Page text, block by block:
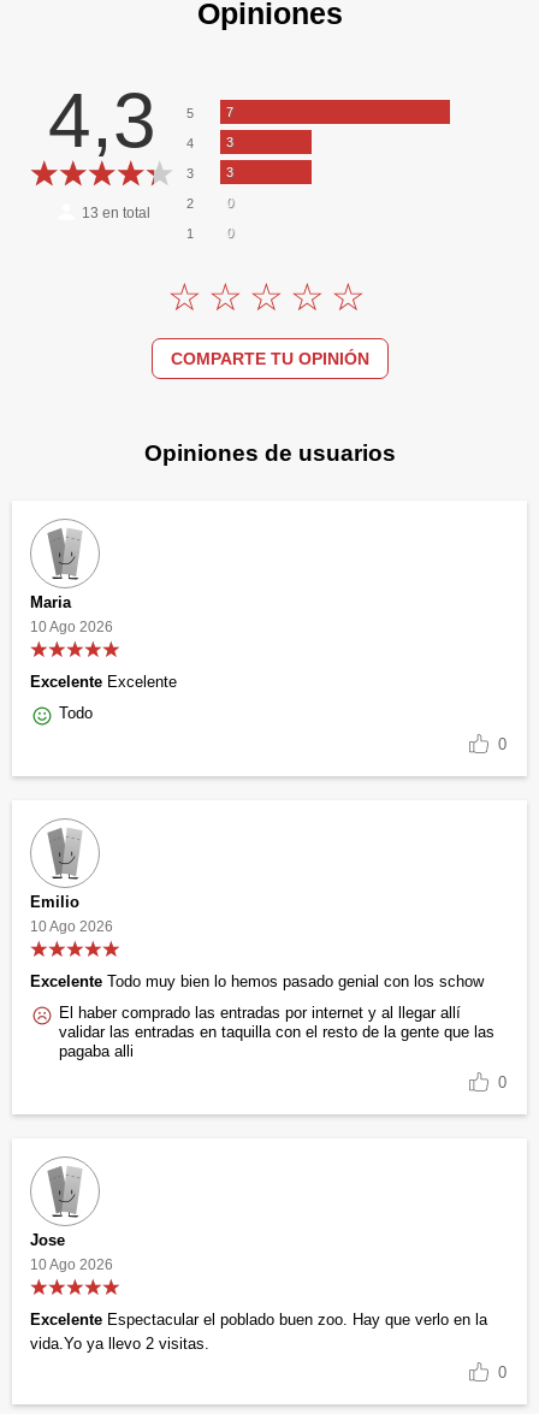
Opiniones
4,3
13 en total
5 7
4 3
3 3
2 0
1 0
COMPARTE TU OPINIÓN
Opiniones de usuarios
Maria
10 Ago 2026
Excelente Excelente
Todo
0
Emilio
10 Ago 2026
Excelente Todo muy bien lo hemos pasado genial con los schow
El haber comprado las entradas por internet y al llegar allí
validar las entradas en taquilla con el resto de la gente que las
pagaba alli
0
Jose
10 Ago 2026
Excelente Espectacular el poblado buen zoo. Hay que verlo en la
vida.Yo ya llevo 2 visitas.
0